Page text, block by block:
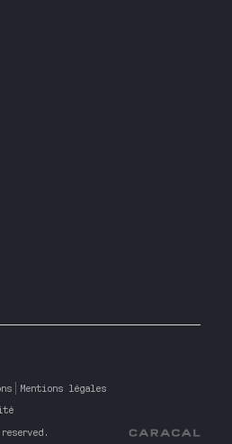
Mentions légales
Caracal Agency